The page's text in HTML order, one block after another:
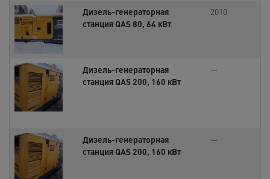
Дизель-генераторная
станция QAS 80, 64 кВт
2010
Дизель-генераторная
станция QAS 200, 160 кВт
—
Дизель-генераторная
станция QAS 200, 160 кВт
—